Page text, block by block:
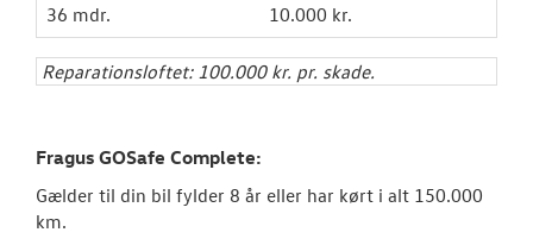
36 mdr.
10.000 kr.
Reparationsloftet: 100.000 kr. pr. skade.
Fragus GOSafe Complete:
Gælder til din bil fylder 8 år eller har kørt i alt 150.000
km.